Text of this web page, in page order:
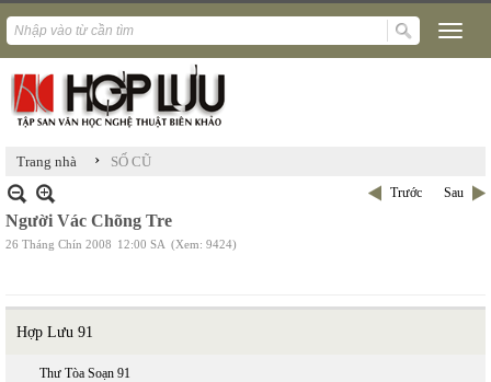
Trang nhà › SỐ CŨ
Trước Sau
Người Vác Chõng Tre
26 Tháng Chín 2008 12:00 SA (Xem: 9424)
Hợp Lưu 91
Thư Tòa Soạn 91